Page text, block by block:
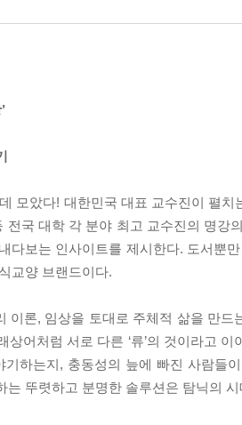
모았다! 대한민국 대표 교수진이 펼치
전국 대학 각 분야 최고 교수진의 명
다보는 인사이트를 제시한다. 도서뿐
교양 브랜드이다.
이론, 임상을 토대로 주체적 삶을 만
어처럼 서로 다른 ‘류’의 것이라고
하는지, 충동성의 늪에 빠진 사람들
는 뚜렷하고 분명한 솔루션은 탐닉의